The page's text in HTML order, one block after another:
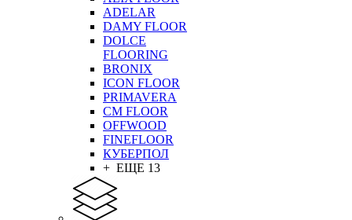
ADELAR
DAMY FLOOR
DOLCE
FLOORING
BRONIX
ICON FLOOR
PRIMAVERA
CM FLOOR
OFFWOOD
FINEFLOOR
КУБЕРПОЛ
+ ЕЩЕ 13